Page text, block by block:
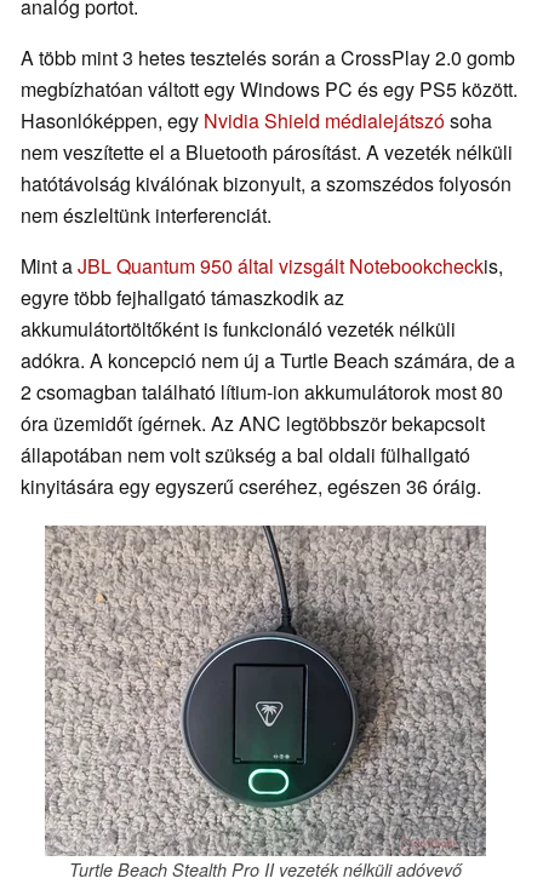
analóg portot.
A több mint 3 hetes tesztelés során a CrossPlay 2.0 gomb
megbízhatóan váltott egy Windows PC és egy PS5 között.
Hasonlóképpen, egy Nvidia Shield médialejátszósoha
nem veszítette el a Bluetooth párosítást. A vezeték nélküli
hatótávolság kiválónak bizonyult, a szomszédos folyosón
nem észleltünk interferenciát.
Mint aJBL Quantum 950 által vizsgált Notebookcheckis,
egyre több fejhallgató támaszkodik az
akkumulátortöltőként is funkcionáló vezeték nélküli
adókra. A koncepció nem új a Turtle Beach számára, de a
2 csomagban található lítium-ion akkumulátorok most 80
óra üzemidőt ígérnek. Az ANC legtöbbször bekapcsolt
állapotában nem volt szükség a bal oldali fülhallgató
kinyitására egy egyszerű cseréhez, egészen 36 óráig.
Turtle Beach Stealth Pro II vezeték nélküli adóvevő